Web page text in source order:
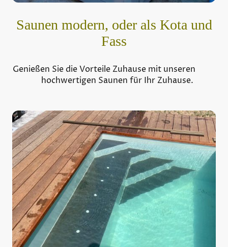
Saunen modern, oder als Kota und
Fass
Genießen Sie die Vorteile Zuhause mit unseren
hochwertigen Saunen für Ihr Zuhause.